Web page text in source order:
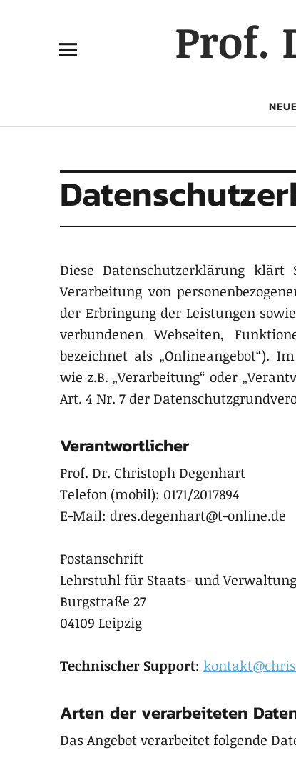
Prof.
Diese Datenschutzerklärung
Verarbeitung von
der Erbringung der Leistungen
verbundenen Webseiten,
bezeichnet als „Onlineangebot“).
wie z.B. „Verarbeitung“ oder
Art. 4 Nr. 7 der
Verantwortlicher
Prof. Dr. Christoph Degenhart
Telefon (mobil): 0171/2017894
E-Mail: dres.degenhart@t-online.de
Postanschrift
Lehrstuhl für Staats- und
Burgstraße 27
04109 Leipzig
Technischer Support:
Arten der verarbeiteten
Das Angebot verarbeitet folgende